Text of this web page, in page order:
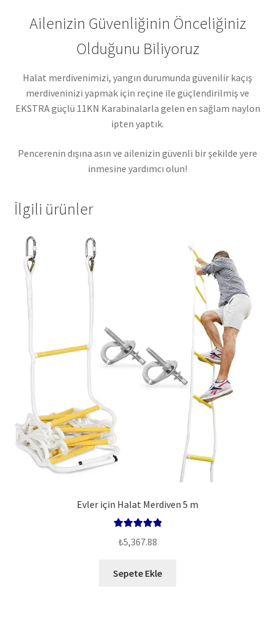
Ailenizin Güvenliğinin Önceliğiniz
Olduğunu Biliyoruz
Halat merdivenimizi, yangın durumunda güvenilir kaçış
merdiveninizi yapmak için reçine ile güçlendirilmiş ve
EKSTRA güçlü 11KN Karabinalarla gelen en sağlam naylon
ipten yaptık.
Pencerenin dışına asın ve ailenizin güvenli bir şekilde yere
inmesine yardımcı olun!
İlgili ürünler
Evler için Halat Merdiven 5 m
5.00
₺5,367.88
Sepete Ekle